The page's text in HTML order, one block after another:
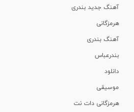
آهنگ جدید بندری
هرمزگانی
آهنگ بندری
بندرعباس
دانلود
موسیقی
هرمزگانی دات نت